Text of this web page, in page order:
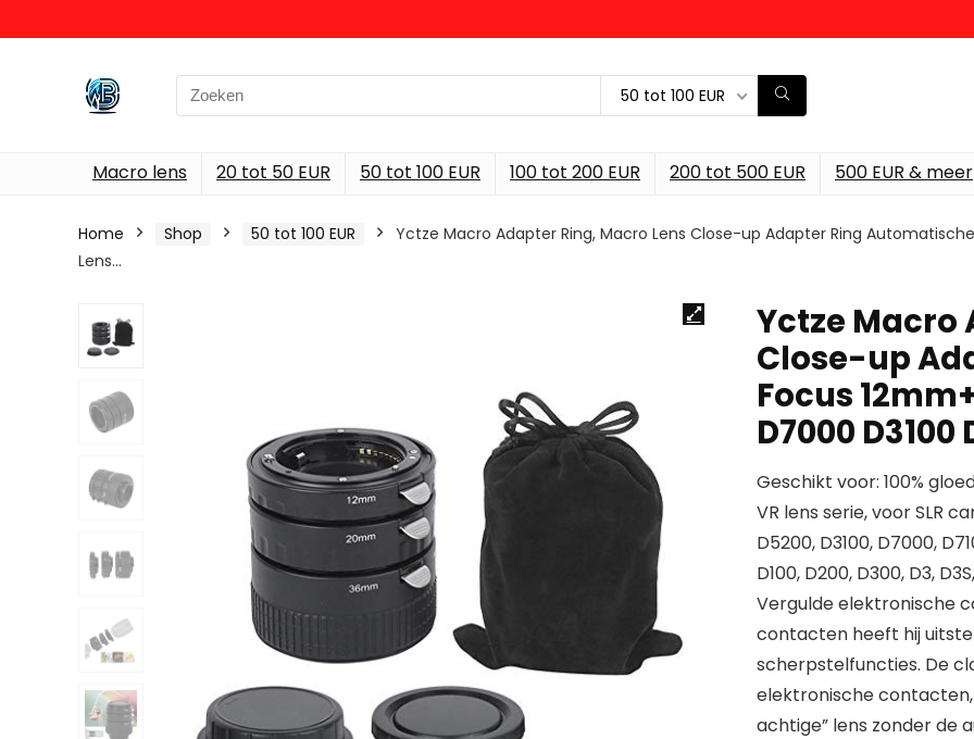
Search
for:
50 tot 100 EUR
Macro lens 20 tot 50 EUR 50 tot 100 EUR 100 tot 200 EUR 200 tot 500 EUR 500 EUR & meer
Home Shop 50 tot 100 EUR
Yctze Macro Adapter Ring, Macro Lens Close-up Adapter Ring
Lens…
Yctze Macro
Close-up
Focus
D7000
Geschikt voor: 100%
VR lens serie, voor SLR
D5200, D3100, D7000,
D100, D200, D300, D3,
Vergulde elektronische
contacten heeft hij
scherpstelfuncties. De
elektronische
achtige” lens zonder de